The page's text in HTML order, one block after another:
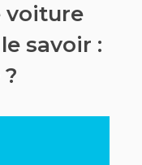
voiture
savoir :